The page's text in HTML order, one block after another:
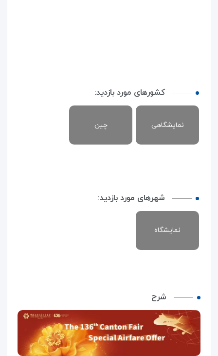
کشورهای مورد بازدید:
نمایشگاهی چین
شهرهای مورد بازدید:
نمایشگاه
شرح